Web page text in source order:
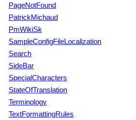
PageNotFound
PatrickMichaud
PmWikiSk
SampleConfigFileLocalization
Search
SideBar
SpecialCharacters
StateOfTranslation
Terminology
TextFormattingRules